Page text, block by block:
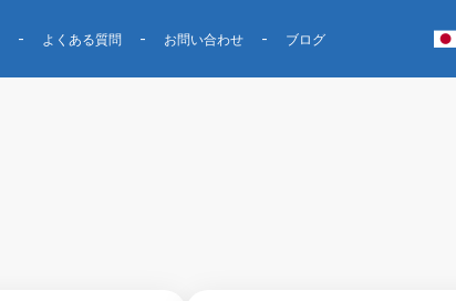
よくある質問 お問い合わせ ブログ